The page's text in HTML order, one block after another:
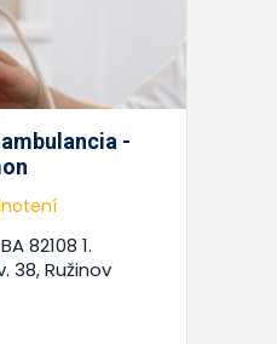
-
82108 1.
38, Ružinov